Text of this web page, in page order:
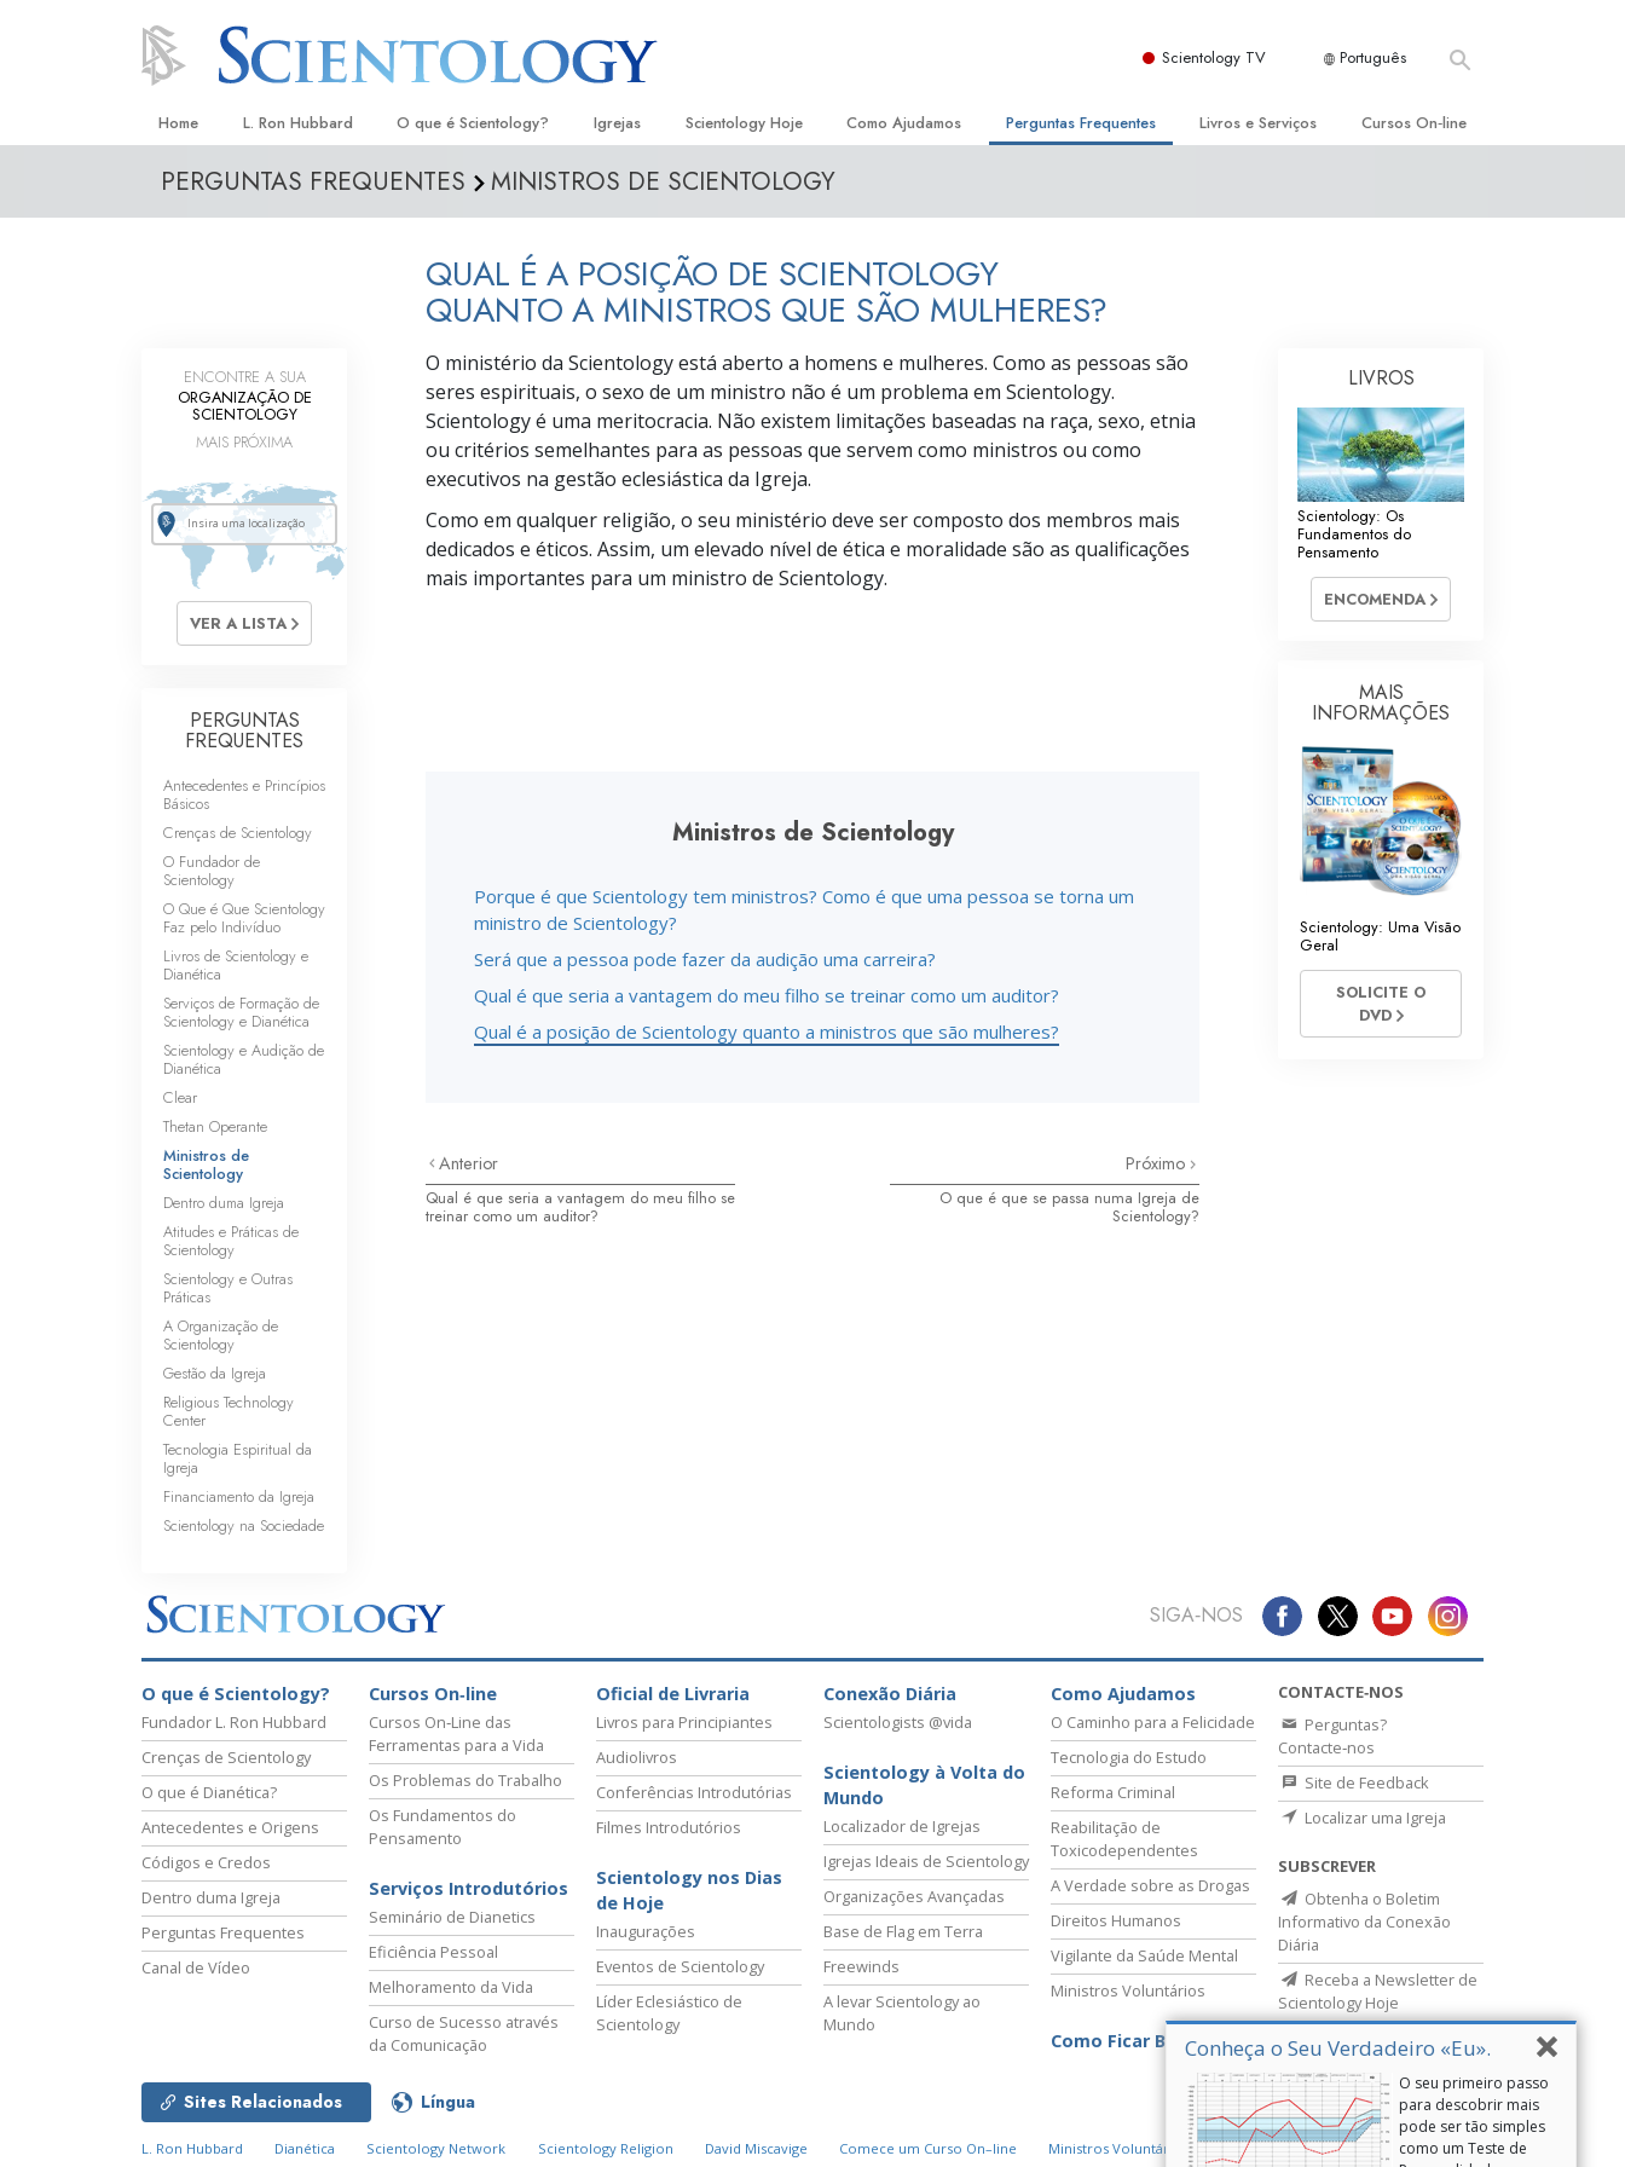
Scientology TV Português
Home L. Ron Hubbard O que é Scientology?
Crenças e Práticas
Aquilo que os Scientologists Dizem
sobre Scientology
Dentro duma Igreja
Os Princípios Básicos de Scientology
Uma Introdução a Dianética
Amor e Ódio –
O que é a Grandeza?
Igrejas
Localizar uma Igreja
Organizações Avançadas
Base em Terra de Flag
Freewinds
A levar Scientology ao Mundo
Scientology Hoje
Inaugurações
David Miscavige — Líder Eclesiástico
de Scientology
Como Ajudamos
Criminon
Narconon
A Verdade sobre as Drogas
Unidos para os Direitos Humanos
Ministros Voluntários de Scientology
Perguntas Frequentes Livros e Serviços
Filmes Introdutórios
Serviços Introdutórios
Cursos On‑line
Ajudas para Doenças e Ferimentos
Integridade e Honestidade
A Escala de Tom Emocional
Ética e as Condições
A Causa da Supressão
Bases da Organização
Metas e Objetivos
A Tecnologia de Estudo
PERGUNTAS FREQUENTES MINISTROS DE SCIENTOLOGY
QUAL É A POSIÇÃO DE SCIENTOLOGY
QUANTO A MINISTROS QUE SÃO MULHERES?
O ministério da Scientology está aberto a homens e mulheres. Como as pessoas são
seres espirituais, o sexo de um ministro não é um problema em Scientology.
Scientology é uma meritocracia. Não existem limitações baseadas na raça, sexo, etnia
ou critérios semelhantes para as pessoas que servem como ministros ou como
executivos na gestão eclesiástica da Igreja.
Como em qualquer religião, o seu ministério deve ser composto dos membros mais
dedicados e éticos. Assim, um elevado nível de ética e moralidade são as qualificações
mais importantes para um ministro de Scientology.
Ministros de Scientology
Porque é que Scientology tem ministros? Como é que uma pessoa se torna um
ministro de Scientology?
Será que a pessoa pode fazer da audição uma carreira?
Qual é que seria a vantagem do meu filho se treinar como um auditor?
Qual é a posição de Scientology quanto a ministros que são mulheres?
Anterior
Qual é que seria a vantagem do meu filho se
treinar como um auditor?
Próximo
O que é que se passa numa Igreja de
Scientology?
ENCONTRE A SUA
ORGANIZAÇÃO DE
SCIENTOLOGY
MAIS PRÓXIMA
VER A LISTA
PERGUNTAS
FREQUENTES
Antecedentes e Princípios
Básicos
Crenças de Scientology
O Fundador de
Scientology
O Que é Que Scientology
Faz pelo Indivíduo
Livros de Scientology e
Dianética
Serviços de Formação de
Scientology e Dianética
Scientology e Audição de
Dianética
Clear
Thetan Operante
Ministros de
Scientology
Dentro duma Igreja
Atitudes e Práticas de
Scientology
Scientology e Outras
Práticas
A Organização de
Scientology
Gestão da Igreja
Religious Technology
Center
Tecnologia Espiritual da
Igreja
Financiamento da Igreja
Scientology na Sociedade
LIVROS
Scientology: Os
Fundamentos do
Pensamento
ENCOMENDA
MAIS
INFORMAÇÕES
Scientology: Uma Visão
Geral
SOLICITE O
DVD
Conheça o Seu Verdadeiro «Eu».
O seu primeiro passo
para descobrir mais
pode ser tão simples
como um Teste de
SIGA‑NOS
O que é Scientology?
Fundador L. Ron Hubbard
Crenças de Scientology
O que é Dianética?
Antecedentes e Origens
Códigos e Credos
Dentro duma Igreja
Perguntas Frequentes
Canal de Vídeo
Cursos On‑line
Cursos On‑Line das
Ferramentas para a Vida
Os Problemas do Trabalho
Os Fundamentos do
Pensamento
Serviços Introdutórios
Seminário de Dianetics
Eficiência Pessoal
Melhoramento da Vida
Curso de Sucesso através
da Comunicação
Oficial de Livraria
Livros para Principiantes
Audiolivros
Conferências Introdutórias
Filmes Introdutórios
Scientology nos Dias
de Hoje
Inaugurações
Eventos de Scientology
Líder Eclesiástico de
Scientology
Conexão Diária
Scientologists @vida
Scientology à Volta do
Mundo
Localizador de Igrejas
Igrejas Ideais de Scientology
Organizações Avançadas
Base de Flag em Terra
Freewinds
A levar Scientology ao
Mundo
Como Ajudamos
O Caminho para a Felicidade
Tecnologia do Estudo
Reforma Criminal
Reabilitação de
Toxicodependentes
A Verdade sobre as Drogas
Direitos Humanos
Vigilante da Saúde Mental
Ministros Voluntários
Como Ficar Bem
CONTACTE‑NOS
Perguntas?
Contacte‑nos
Site de Feedback
Localizar uma Igreja
SUBSCREVER
Obtenha o Boletim
Informativo da Conexão
Diária
Receba a Newsletter de
Scientology Hoje
Sites Relacionados Língua
L. Ron Hubbard Dianética Scientology Network Scientology Religion David Miscavige Comece um Curso On–line Ministros Voluntários de Scientology